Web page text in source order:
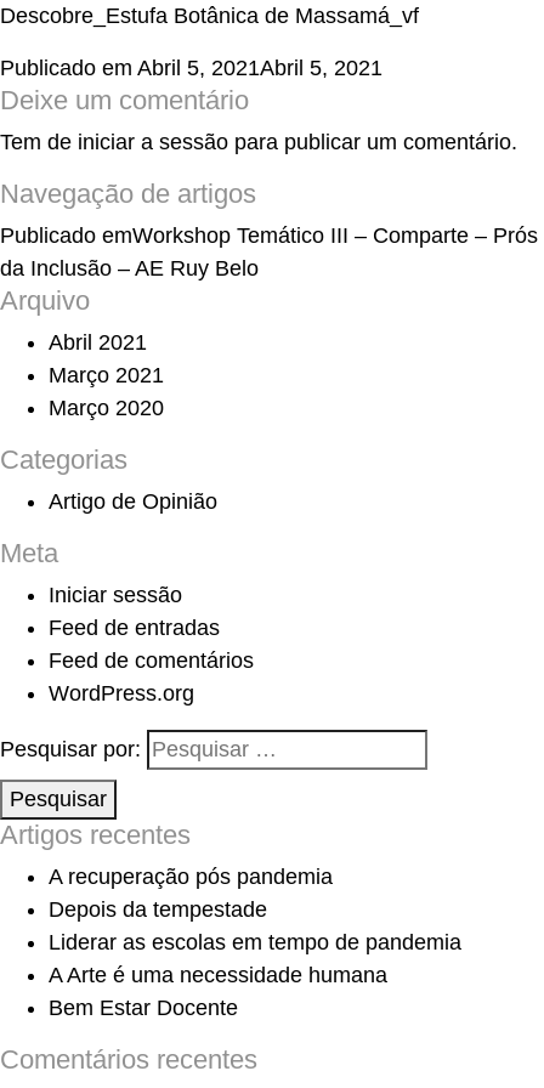
Descobre_Estufa Botânica de Massamá_vf
Publicado em Abril 5, 2021Abril 5, 2021
Deixe um comentário
Tem de iniciar a sessão para publicar um comentário.
Navegação de artigos
Publicado emWorkshop Temático III – Comparte – Prós
da Inclusão – AE Ruy Belo
Arquivo
Abril 2021
Março 2021
Março 2020
Categorias
Artigo de Opinião
Meta
Iniciar sessão
Feed de entradas
Feed de comentários
WordPress.org
Pesquisar por:
Pesquisar
Artigos recentes
A recuperação pós pandemia
Depois da tempestade
Liderar as escolas em tempo de pandemia
A Arte é uma necessidade humana
Bem Estar Docente
Comentários recentes